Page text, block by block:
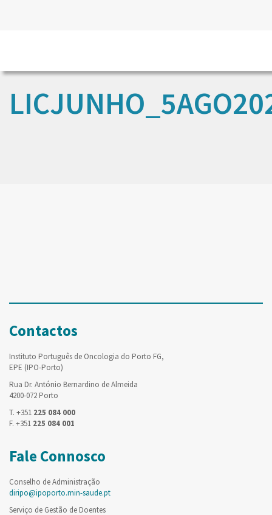
Contactos
Instituto Português de Oncologia do Porto FG,
EPE (IPO-Porto)
Rua Dr. António Bernardino de Almeida
4200-072 Porto
T. +351 225 084 000
F. +351 225 084 001
Fale Connosco
Conselho de Administração
diripo@ipoporto.min-saude.pt
Serviço de Gestão de Doentes